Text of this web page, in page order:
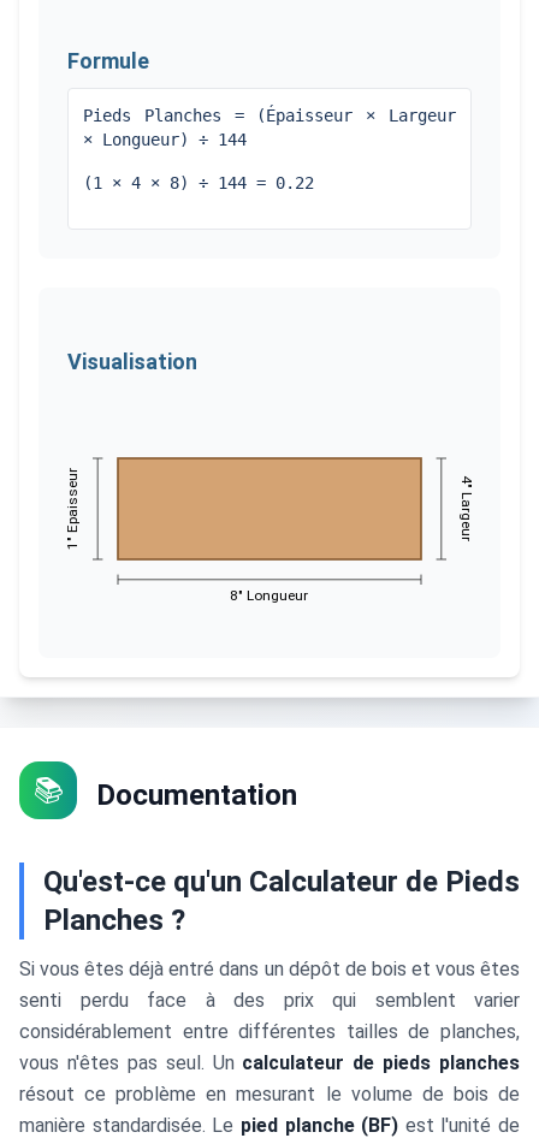
Formule
Pieds Planches = (Épaisseur × Largeur
× Longueur) ÷ 144
(1 × 4 × 8) ÷ 144 = 0.22
Visualisation
8"Longueur
4
"
Largeur
1
"
Épaisseur
📚 Documentation
Qu'est-ce qu'un Calculateur de Pieds
Planches ?
Si vous êtes déjà entré dans un dépôt de bois et vous êtes
senti perdu face à des prix qui semblent varier
considérablement entre différentes tailles de planches,
vous n'êtes pas seul. Un calculateur de pieds planches
résout ce problème en mesurant le volume de bois de
manière standardisée. Le pied planche (BF) est l'unité de